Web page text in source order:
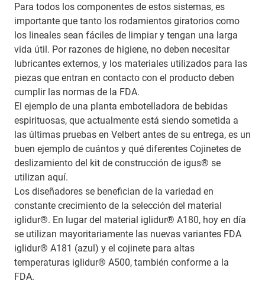
Para todos los componentes de estos sistemas, es
importante que tanto los rodamientos giratorios como
los lineales sean fáciles de limpiar y tengan una larga
vida útil. Por razones de higiene, no deben necesitar
lubricantes externos, y los materiales utilizados para las
piezas que entran en contacto con el producto deben
cumplir las normas de la FDA.
El ejemplo de una planta embotelladora de bebidas
espirituosas, que actualmente está siendo sometida a
las últimas pruebas en Velbert antes de su entrega, es un
buen ejemplo de cuántos y qué diferentes Cojinetes de
deslizamiento del kit de construcción de igus® se
utilizan aquí.
Los diseñadores se benefician de la variedad en
constante crecimiento de la selección del material
iglidur®. En lugar del material iglidur® A180, hoy en día
se utilizan mayoritariamente las nuevas variantes FDA
iglidur® A181 (azul) y el cojinete para altas
temperaturas iglidur® A500, también conforme a la
FDA.